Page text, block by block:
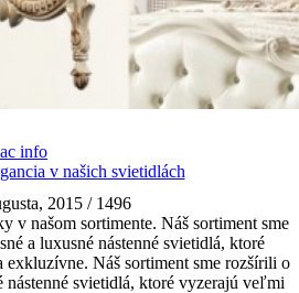
info
v našich svietidlách
2015 / 1496
v našom sortimente. Náš sortiment sme
a luxusné nástenné svietidlá, ktoré
Náš sortiment sme rozšírili o
nástenné svietidlá, ktoré vyzerajú veľmi